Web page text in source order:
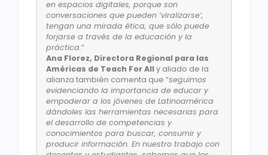
en espacios digitales, porque son
conversaciones que pueden ‘viralizarse’,
tengan una mirada ética, que sólo puede
forjarse a través de la educación y la
práctica.”
Ana Florez, Directora Regional para las
Américas de Teach For Ally aliado de la
alianza también comenta que “seguimos
evidenciando la importancia de educar y
empoderar a los jóvenes de Latinoamérica
dándoles las herramientas necesarias para
el desarrollo de competencias y
conocimientos para buscar, consumir y
producir información. En nuestro trabajo con